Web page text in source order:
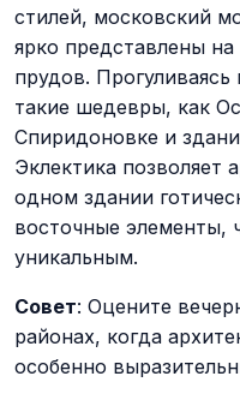
стилей, московский
ярко представлены
прудов.
такие шедевры, как
Спиридоновке и
Эклектика позволяет
одном здании
восточные элементы,
уникальным.
Совет: Оцените
районах, когда
особенно